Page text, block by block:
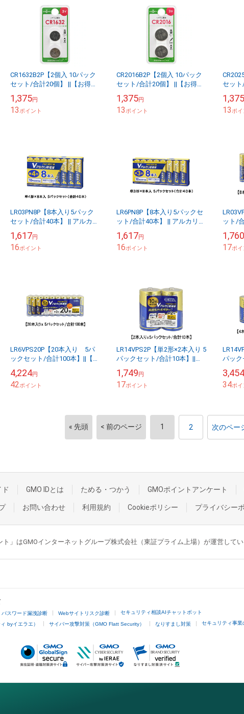
CR1632B2P【2個入 10パック
セット/合計20個】 ||【お得な
り 10パックセット/合...
1,375円
13ポイント
CR2016B2P【2個入 10パック
セット/合計20個】 ||【お得な
り 10パックセット/合...
1,375円
13ポイント
セット
り 10
1,375
13ポイ
LR03PN8P【8本入り5パック
セット/合計40本】 || アルカリ
アムハイパワータイプ ＜単...
1,617円
16ポイント
LR6PN8P【8本入り5パックセ
ット/合計40本】 || アルカリ乾
ムハイパワータイプ ＜単3...
1,617円
16ポイント
ット/
ーム
1,760
17ポイ
LR6VPS20P【20本入り 5パ
ックセット/合計100本】||【お
電池 オーム電機 Vシリーズ
プ...
4,224円
42ポイント
LR14VPS2P【単2形×2本入り 5
パックセット/合計10本】||
リ乾電池 Vシリーズ
PREMIUM...
1,749円
17ポイント
パック
リ乾電
3,454
34ポイ
« 先頭 < 前のページ 1 2 次のペー
ド GMO IDとは ためる・つかう GMOポイントアンケート
お問い合わせ 利用規約 Cookieポリシー プライバシー
ト」はGMOインターネットグループ株式会社（東証プライム上場）が運営してい
パスワード漏洩診断 Webサイトリスク診断 セキュリティ相談AIチャットボット
byイエラエ） サイバー攻撃対策（GMO Flatt Security） なりすまし対策 セキュリティ事業